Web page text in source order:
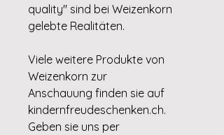
quality" sind bei Weizenkorn
gelebte Realitäten.
Viele weitere Produkte von
Weizenkorn zur
Anschauung finden sie auf
kindernfreudeschenken.ch.
Geben sie uns per